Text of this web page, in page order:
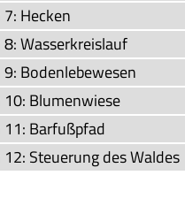
Hecken
Wasserkreislauf
Bodenlebewesen
Blumenwiese
Barfußpfad
Steuerung des Waldes